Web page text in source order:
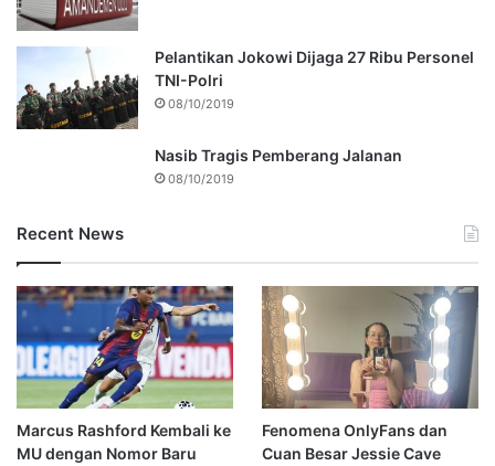
Pelantikan Jokowi Dijaga 27 Ribu Personel
TNI-Polri
08/10/2019
Nasib Tragis Pemberang Jalanan
08/10/2019
Recent News
Marcus Rashford Kembali ke
MU dengan Nomor Baru
Fenomena OnlyFans dan
Cuan Besar Jessie Cave